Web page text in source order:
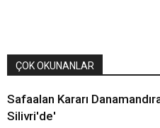
ÇOK OKUNANLAR
Safaalan Kararı
Silivri'de'